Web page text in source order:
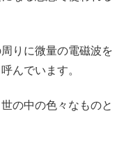
りに微量の電磁波を
んでいます。
の中の色々なものと